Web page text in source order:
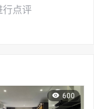
行点评
600